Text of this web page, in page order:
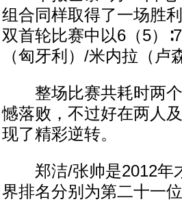
组合同样取得了一场胜
双首轮比赛中以6（5）
（匈牙利）/米内拉（
整场比赛共耗时两个
憾落败，不过好在两人
现了精彩逆转。
郑洁/张帅是2012年
界排名分别为第二十一